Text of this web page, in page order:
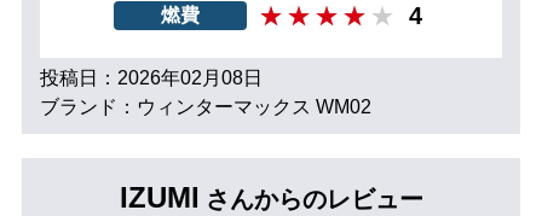
燃費 4
投稿日：2026年02月08日
ブランド：ウィンターマックス WM02
IZUMI さんからのレビュー